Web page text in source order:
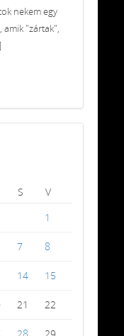
nekem egy
"zártak",
S
V
1
7 8
14 15
21 22